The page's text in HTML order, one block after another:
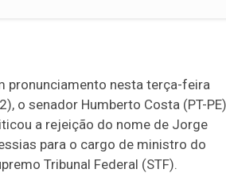
pronunciamento nesta terça-feira
o senador Humberto Costa (PT-PE)
a rejeição do nome de Jorge
para o cargo de ministro do
Tribunal Federal (STF).